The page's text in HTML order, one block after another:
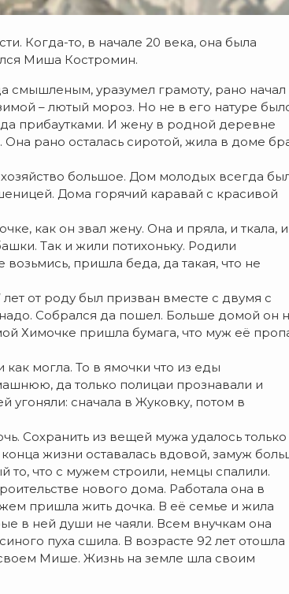
Когда-то, в начале 20 века, она была
Миша Костромин.
уразумел грамоту, рано начал
– лютый мороз. Но не в его натуре
да прибаутками. И жену в родной деревне
рано осталась сиротой, жила в доме
большое. Дом молодых всегда
Дома горячий каравай с красивой
как он звал жену. Она и пряла, и ткала, и
Так и жили потихоньку. Родили
пришла беда, да такая, что не
от роду был призван вместе с двумя с
Собрался да пошел. Больше домой он
Химочке пришла бумага, что муж её
могла. То в ямочки что из еды
да только полицаи прознавали и
угоняли: сначала в Жуковку, потом в
Сохранить из вещей мужа удалось только
жизни оставалась вдовой, замуж
то, что с мужем строили, немцы спалили.
нового дома. Работала она в
пришла жить дочка. В её семье и жила
в ней души не чаяли. Всем внучкам она
пуха сшила. В возрасте 92 лет отошла
Мише. Жизнь на земле шла своим